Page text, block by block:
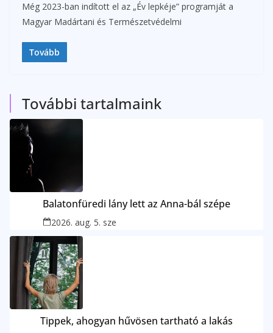
Még 2023-ban indított el az „Év lepkéje” programját a
Magyar Madártani és Természetvédelmi
Tovább
További tartalmaink
Balatonfüredi lány lett az Anna-bál szépe
2026. aug. 5. sze
Tippek, ahogyan hűvösen tartható a lakás